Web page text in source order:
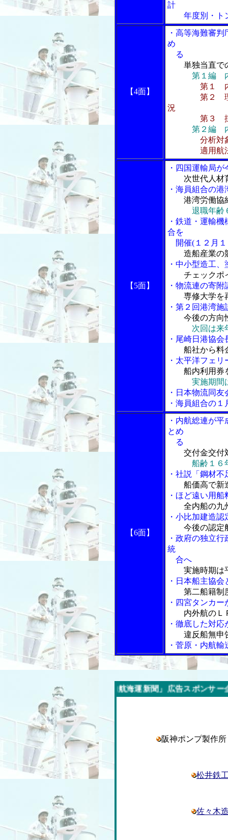
計
年度別・ト
【4面】
・高等海難審
め
る
単独当直で
第１編
第１
第２ 理事官
況
第３ 採決か
第２編
分析対
適用航法
【5面】
・四国運輸局
次世代人材
・海員組合の
港湾労働協
退職年齢
・鉄道・運輸
合を
開催(１２月１
造船産業の
・中小型造工
チェックポ
・物流連の寄
専修大学を
・第２回港湾
今後の方向
次回は来
・尾崎日港協
船社から料
・太平洋フェ
船内利用券
実施期間
・日本物流同
・海員組合の
【6面】
・内航総連が
とめ
る
交付金交付
船齢１６
・社説「鋼材
船価高で新
・ほど遠い用
全内船の九
・小比加建造
今後の認定
・政府の独立
統
合へ
実施時期は
・日本船主協
第二船籍制
・四宮タンカ
内外航のＬ
・徹底した対応
違反船無申
・菅原・内航
今週の「内航海運新聞」広告スポンサー企業
阪神ポンプ製作
松井鉄
佐々木